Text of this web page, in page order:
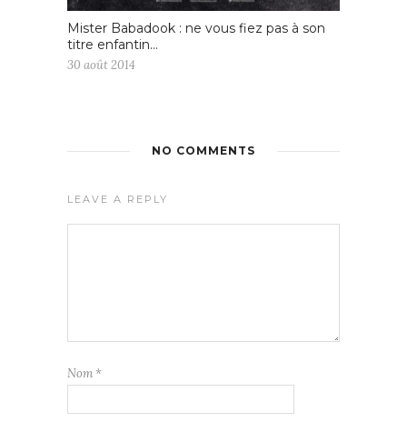
Mister Babadook : ne vous fiez pas à son
titre enfantin…
30 août 2014
NO COMMENTS
LEAVE A REPLY
Nom *